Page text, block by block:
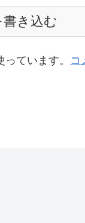
き込む
ています。 コ